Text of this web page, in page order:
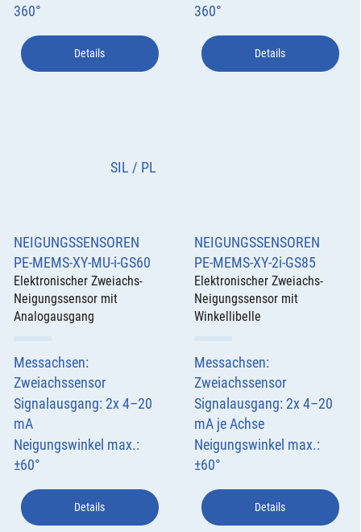
360°
Details
360°
Details
NEIGUNGSSENSOREN
PE-MEMS-XY-MU-i-GS60
Elektronischer Zweiachs-
Neigungssensor mit
Analogausgang
Messachsen:
Zweiachssensor
Signalausgang: 2x 4–20
mA
Neigungswinkel max.:
±60°
Details
SIL / PL
NEIGUNGSSENSOREN
PE-MEMS-XY-2i-GS85
Elektronischer Zweiachs-
Neigungssensor mit
Winkellibelle
Messachsen:
Zweiachssensor
Signalausgang: 2x 4–20
mA je Achse
Neigungswinkel max.:
±60°
Details